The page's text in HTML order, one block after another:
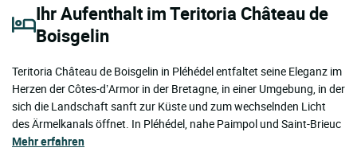
Ihr Aufenthalt im Teritoria Château de
Boisgelin
Teritoria Château de Boisgelin in Pléhédel entfaltet seine Eleganz im
Herzen der Côtes-d’Armor in der Bretagne, in einer Umgebung, in der
sich die Landschaft sanft zur Küste und zum wechselnden Licht
des Ärmelkanals öffnet. In Pléhédel, nahe Paimpol und Saint-Brieuc
Mehr erfahren